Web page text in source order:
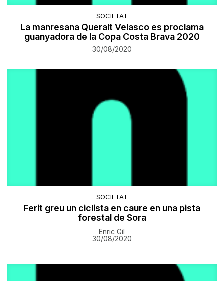
SOCIETAT
La manresana Queralt Velasco es proclama
guanyadora de la Copa Costa Brava 2020
30/08/2020
SOCIETAT
Ferit greu un ciclista en caure en una pista
forestal de Sora
Enric Gil
30/08/2020